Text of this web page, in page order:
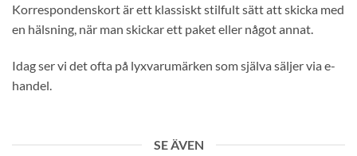
Korrespondenskort är ett klassiskt stilfult sätt att skicka med
en hälsning, när man skickar ett paket eller något annat.
Idag ser vi det ofta på lyxvarumärken som själva säljer via e-
handel.
SE ÄVEN